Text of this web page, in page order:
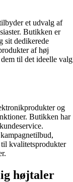
et udvalg af
Butikken er
sit dedikerede
af høj
til det ideelle valg
og
Butikken har
kvalitetsprodukter
højtaler